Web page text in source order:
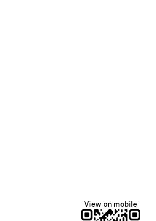
View on mobile